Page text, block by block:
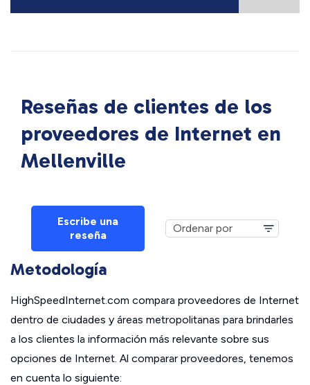
Reseñas de clientes de los
proveedores de Internet en
Mellenville
Escribe una
reseña
Metodología
HighSpeedInternet.com compara proveedores de Internet
dentro de ciudades y áreas metropolitanas para brindarles
a los clientes la información más relevante sobre sus
opciones de Internet. Al comparar proveedores, tenemos
en cuenta lo siguiente: